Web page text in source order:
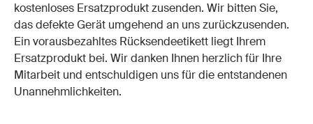
kostenloses Ersatzprodukt zusenden. Wir bitten Sie,
das defekte Gerät umgehend an uns zurückzusenden.
Ein vorausbezahltes Rücksendeetikett liegt Ihrem
Ersatzprodukt bei. Wir danken Ihnen herzlich für Ihre
Mitarbeit und entschuldigen uns für die entstandenen
Unannehmlichkeiten.